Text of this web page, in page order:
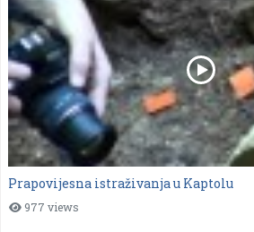
Prapovijesna istraživanja u Kaptolu
977 views